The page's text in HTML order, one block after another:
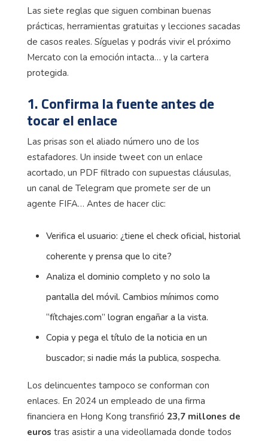
Las siete reglas que siguen combinan buenas
prácticas, herramientas gratuitas y lecciones sacadas
de casos reales. Síguelas y podrás vivir el próximo
Mercato con la emoción intacta… y la cartera
protegida.
1. Confirma la fuente antes de
tocar el enlace
Las prisas son el aliado número uno de los
estafadores. Un inside tweet con un enlace
acortado, un PDF filtrado con supuestas cláusulas,
un canal de Telegram que promete ser de un
agente FIFA… Antes de hacer clic:
Verifica el usuario: ¿tiene el check oficial, historial
coherente y prensa que lo cite?
Analiza el dominio completo y no solo la
pantalla del móvil. Cambios mínimos como
“fítchajes.com” logran engañar a la vista.
Copia y pega el título de la noticia en un
buscador; si nadie más la publica, sospecha.
Los delincuentes tampoco se conforman con
enlaces. En 2024 un empleado de una firma
financiera en Hong Kong transfirió 23,7 millones de
euros tras asistir a una videollamada donde todos